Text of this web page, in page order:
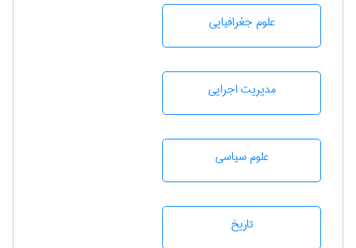
علوم جغرافيايی
مديريت اجرايی
علوم سياسی
تاريخ